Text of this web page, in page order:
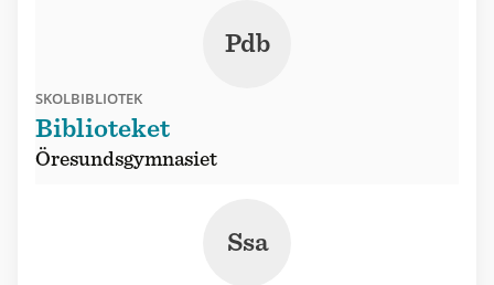
Pdb
SKOLBIBLIOTEK
Biblioteket
Öresundsgymnasiet
Ssa